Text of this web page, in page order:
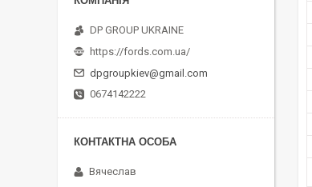
DP GROUP UKRAINE
https://fords.com.ua/
dpgroupkiev@gmail.com
0674142222
Вячеслав